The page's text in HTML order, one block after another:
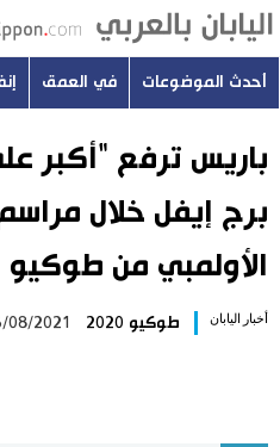
أحدث الموضوعات
أحدث الموضوعات في العمق
باريس ترفع "أكبر
برج إيفل خلال
الأولمبي من طوكيو
أخبار اليابان طوكيو 2020 08/2021